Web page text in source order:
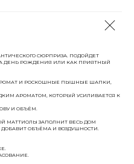
СЮРПРИЗА. ПОДОЙДЕТ
ДЕНЬ РОЖДЕНИЯ ИЛИ КАК ПРИЯТНЫЙ
И РОСКОШНЫЕ ПЫШНЫЕ ШАПКИ,
АРОМАТОМ, КОТОРЫЙ УСИЛИВАЕТСЯ К
И ОБЪЁМ.
МАТТИОЛЫ ЗАПОЛНИТ ВЕСЬ ДОМ
ОБЪЁМА И ВОЗДУШНОСТИ.